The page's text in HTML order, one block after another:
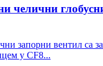
челични